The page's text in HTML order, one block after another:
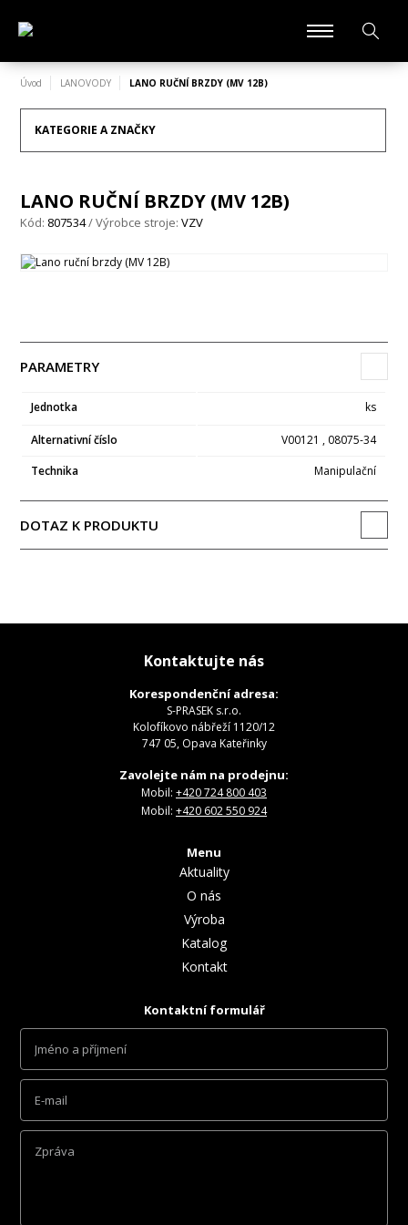
Úvod LANOVODY LANO RUČNÍ BRZDY (MV 12B)
KATEGORIE A ZNAČKY
LANO RUČNÍ BRZDY (MV 12B)
Kód: 807534/ Výrobce stroje:VZV
PARAMETRY
Jednotka ks
Alternativní číslo
V00121 , 08075-34
Technika
Manipulační
DOTAZ K PRODUKTU
Kontaktujte nás
Korespondenční adresa:
S-PRASEK s.r.o.
Kolofíkovo nábřeží 1120/12
747 05, Opava Kateřinky
Zavolejte nám na prodejnu:
Mobil: +420 724 800 403
Mobil: +420 602 550 924
Menu
Aktuality
O nás
Výroba
Katalog
Kontakt
Kontaktní formulář